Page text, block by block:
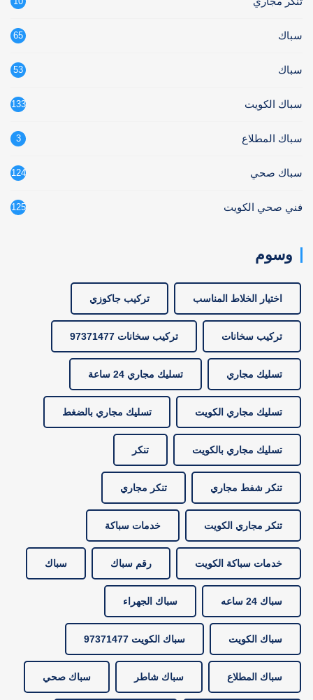
سباك 65
سباك 53
سباك الكويت 133
سباك المطلاع 3
سباك صحي 124
فني صحي الكويت 125
وسوم
اختيار الخلاط المناسب تركيب جاكوزي
تركيب سخانات تركيب سخانات 97371477
تسليك مجاري تسليك مجاري 24 ساعة
تسليك مجاري الكويت تسليك مجاري بالضغط
تسليك مجاري بالكويت تنكر
تنكر شفط مجاري تنكر مجاري
تنكر مجاري الكويت خدمات سباكة
خدمات سباكة الكويت رقم سباك سباك
سباك 24 ساعه سباك الجهراء
سباك الكويت سباك الكويت 97371477
سباك المطلاع سباك شاطر سباك صحي